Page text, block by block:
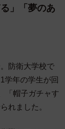
」「夢のあ
防衛大学校で
学年の学生が回
「帽子ガチャす
れました。